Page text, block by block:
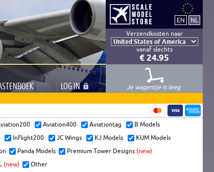
Verzendkosten naar
vanaf slechts
€ 24.95
BOEK LOGIN
Je wagentje is leeg
Aviation400 Aviationtag
B Models
Inflight200 JC Wings KJ Models
KUM Models
Panda Models Premium Tower Designs (new)
(new) Other